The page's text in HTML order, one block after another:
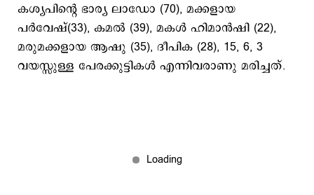
കശ്യപിന്റെ ഭാര്യ ലാഡോ (70), മക്കളായ
പര്‍വേഷ്(33), കമൽ (39), മകൾ ഹിമാൻഷി (22),
മരുമക്കളായ ആഷു (35), ദീപിക (28), 15, 6, 3
വയസ്സുള്ള പേരക്കുട്ടികൾ എന്നിവരാണു മരിച്ചത്.